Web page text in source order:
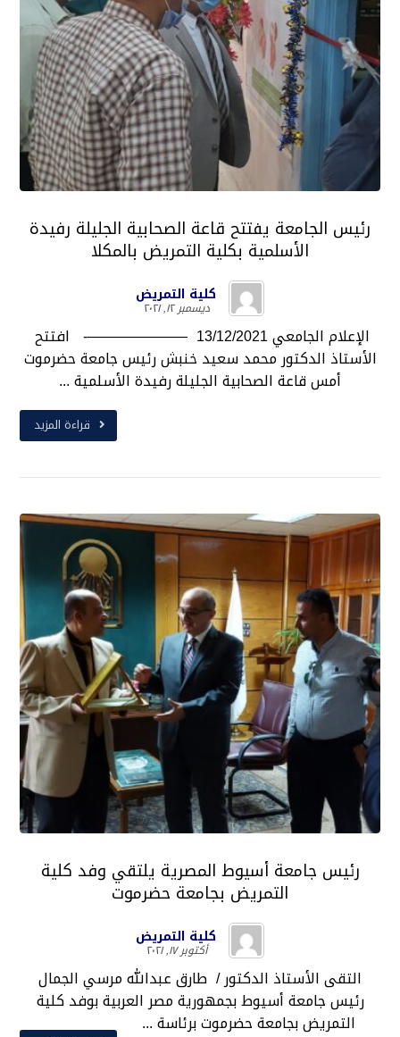
رئيس الجامعة يفتتح قاعة الصحابية الجليلة رفيدة
الأسلمية بكلية التمريض بالمكلا
كلية التمريض
ديسمبر ١٢, ٢٠٢١
الإعلام الجامعي 13/12/2021 ———————- افتتح
الأستاذ الدكتور محمد سعيد خنبش رئيس جامعة حضرموت
أمس قاعة الصحابية الجليلة رفيدة الأسلمية ...
قراءة المزيد
رئيس جامعة أسيوط المصرية يلتقي وفد كلية
التمريض بجامعة حضرموت
كلية التمريض
أكتوبر ١٧, ٢٠٢١
التقى الأستاذ الدكتور / طارق عبدالله مرسي الجمال
رئيس جامعة أسيوط بجمهورية مصر العربية بوفد كلية
التمريض بجامعة حضرموت برئاسة ...